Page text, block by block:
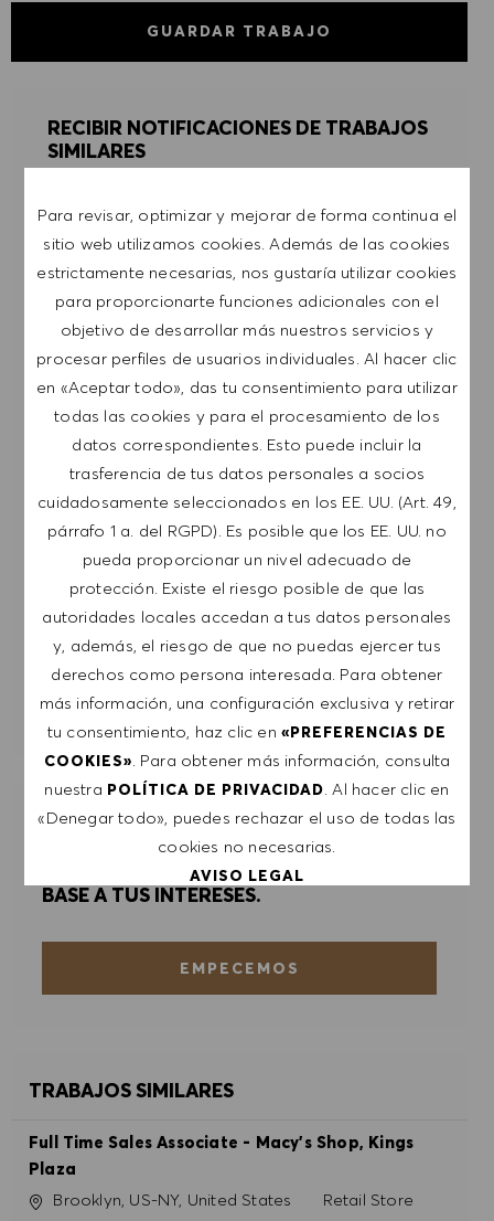
Para revisar, optimizar y mejorar de forma continua el
sitio web utilizamos cookies. Además de las cookies
estrictamente necesarias, nos gustaría utilizar cookies
para proporcionarte funciones adicionales con el
objetivo de desarrollar más nuestros servicios y
procesar perfiles de usuarios individuales. Al hacer clic
en «Aceptar todo», das tu consentimiento para utilizar
todas las cookies y para el procesamiento de los
datos correspondientes. Esto puede incluir la
trasferencia de tus datos personales a socios
cuidadosamente seleccionados en los EE. UU. (Art. 49,
párrafo 1 a. del RGPD). Es posible que los EE. UU. no
pueda proporcionar un nivel adecuado de
protección. Existe el riesgo posible de que las
autoridades locales accedan a tus datos personales
y, además, el riesgo de que no puedas ejercer tus
derechos como persona interesada. Para obtener
más información, una configuración exclusiva y retirar
tu consentimiento, haz clic en«PREFERENCIAS DE
COOKIES». Para obtener más información, consulta
nuestra POLÍTICA DE PRIVACIDAD. Al hacer clic en
«Denegar todo», puedes rechazar el uso de todas las
cookies no necesarias.
AVISO LEGAL
DENEGAR TODO
ACEPTAR TODO
GUARDAR TRABAJO
RECIBIR NOTIFICACIONES DE TRABAJOS
SIMILARES
Regístrate para recibir alertas de empleo.
comunicaciones por correo electrónico con
ofertas de trabajo de HUGO BOSS, invitaciones
a eventos y otros temas profesionales de los
que puedo darme de baja en cualquier
momento, por ejemplo, haciendo clic en el
enlace presente en los mensajes de correo
electrónico. Acepto que mis datos personales se
procesen conforme a la
POLÍTICA DE
PRIVACIDAD .
Introducir dirección de correo electrónico (obligatorio)
ENVIAR
GESTIONAR ALERTAS
RECIBE RECOMENDACIONES
PERSONALIZADAS DE TRABAJOS EN
BASE A TUS INTERESES.
EMPECEMOS
TRABAJOS SIMILARES
Full Time Sales Associate - Macy's Shop, Kings
Plaza
Ubicación
Brooklyn, US-NY, United States Categoría
Retail Store